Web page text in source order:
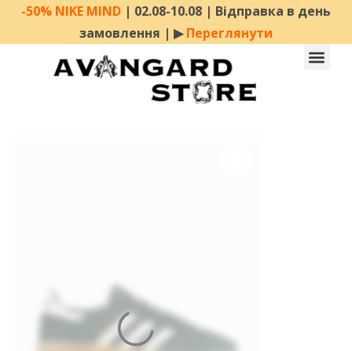
-50% NIKE MIND | 02.08-10.08 | Відправка в день
замовлення | ▶︎Переглянути